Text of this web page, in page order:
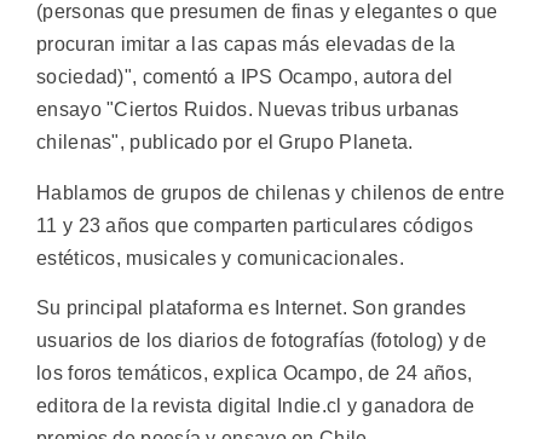
(personas que presumen de finas y elegantes o que
procuran imitar a las capas más elevadas de la
sociedad)", comentó a IPS Ocampo, autora del
ensayo "Ciertos Ruidos. Nuevas tribus urbanas
chilenas", publicado por el Grupo Planeta.
Hablamos de grupos de chilenas y chilenos de entre
11 y 23 años que comparten particulares códigos
estéticos, musicales y comunicacionales.
Su principal plataforma es Internet. Son grandes
usuarios de los diarios de fotografías (fotolog) y de
los foros temáticos, explica Ocampo, de 24 años,
editora de la revista digital Indie.cl y ganadora de